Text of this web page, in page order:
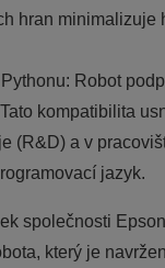
hran
Robot
kompatibilita
(R&D) a v
jazyk.
společnosti
který je